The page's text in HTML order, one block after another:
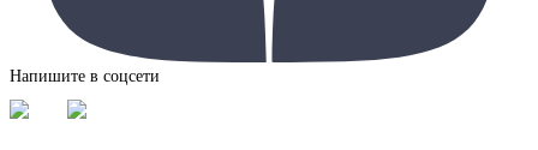
Напишите в соцсети